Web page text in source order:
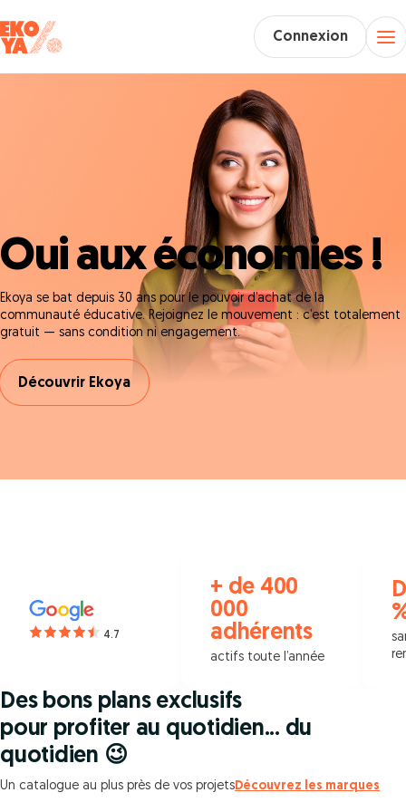
Connexion
Oui aux économies !
Ekoya se bat depuis 30 ans pour le pouvoir d’achat de la
communauté éducative. Rejoignez le mouvement : c’est totalement
gratuit — sans condition ni engagement.
Découvrir Ekoya
4.7
+ de 400
000
adhérents
actifs toute l’année
Des bons plans exclusifs
pour profiter au quotidien... du
quotidien 😉
Un catalogue au plus près de vos projetsDécouvrez les marques